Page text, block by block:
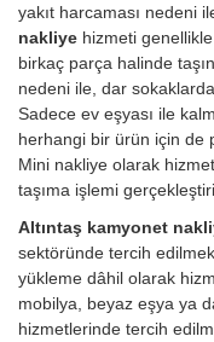
yakıt harcaması nedeni
nakliye hizmeti
birkaç parça halinde
nedeni ile, dar
Sadece ev eşyası ile
herhangi bir ürün için de
Mini nakliye olarak
taşıma işlemi
Altıntaş kamyonet
sektöründe tercih
yükleme dâhil olarak
mobilya, beyaz eşya ya
hizmetlerinde tercih